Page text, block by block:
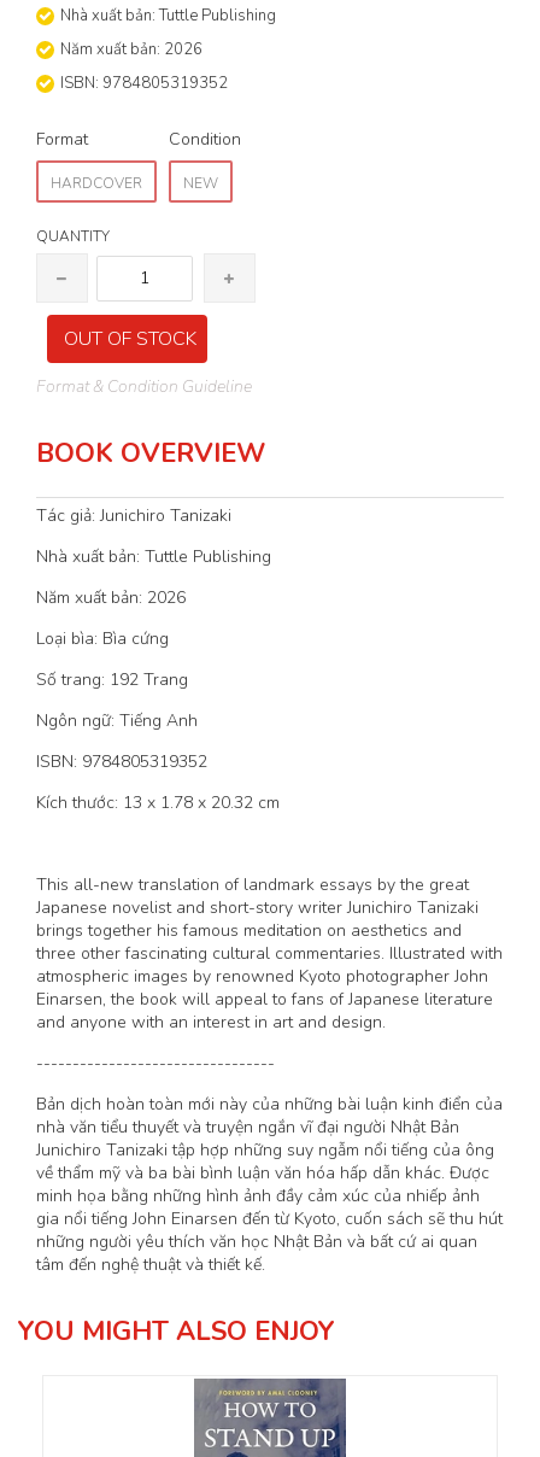
Nhà xuất bản: Tuttle Publishing
Năm xuất bản: 2026
ISBN: 9784805319352
Format
HARDCOVER
Condition
NEW
QUANTITY
OUT OF STOCK
Format & Condition Guideline
BOOK OVERVIEW
Tác giả: Junichiro Tanizaki
Nhà xuất bản: Tuttle Publishing
Năm xuất bản: 2026
Loại bìa: Bìa cứng
Số trang: 192 Trang
Ngôn ngữ: Tiếng Anh
ISBN: 9784805319352
Kích thước: 13 x 1.78 x 20.32 cm
This all-new translation of landmark essays by the great
Japanese novelist and short-story writer Junichiro Tanizaki
brings together his famous meditation on aesthetics and
three other fascinating cultural commentaries. Illustrated with
atmospheric images by renowned Kyoto photographer John
Einarsen, the book will appeal to fans of Japanese literature
and anyone with an interest in art and design.
---------------------------------
Bản dịch hoàn toàn mới này của những bài luận kinh điển của
nhà văn tiểu thuyết và truyện ngắn vĩ đại người Nhật Bản
Junichiro Tanizaki tập hợp những suy ngẫm nổi tiếng của ông
về thẩm mỹ và ba bài bình luận văn hóa hấp dẫn khác. Được
minh họa bằng những hình ảnh đầy cảm xúc của nhiếp ảnh
gia nổi tiếng John Einarsen đến từ Kyoto, cuốn sách sẽ thu hút
những người yêu thích văn học Nhật Bản và bất cứ ai quan
tâm đến nghệ thuật và thiết kế.
YOU MIGHT ALSO ENJOY